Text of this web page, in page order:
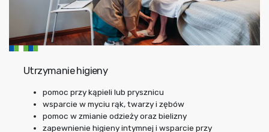
Utrzymanie higieny
pomoc przy kąpieli lub prysznicu
wsparcie w myciu rąk, twarzy i zębów
pomoc w zmianie odzieży oraz bielizny
zapewnienie higieny intymnej i wsparcie przy